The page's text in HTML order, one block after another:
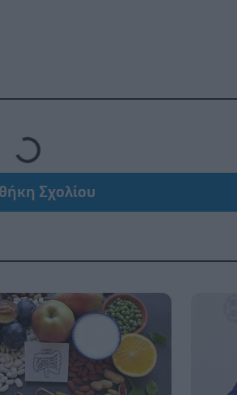
Loading...Σχολίου